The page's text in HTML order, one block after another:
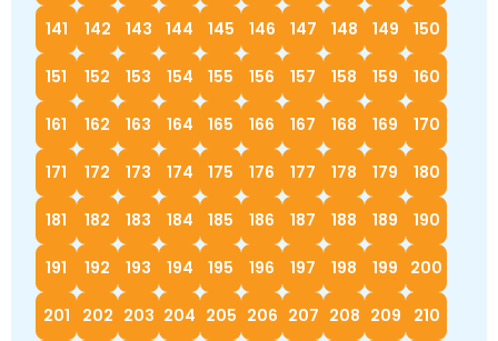
141 142 143 144 145 146 147 148 149 150
151 152 153 154 155 156 157 158 159 160
161 162 163 164 165 166 167 168 169 170
171 172 173 174 175 176 177 178 179 180
181 182 183 184 185 186 187 188 189 190
191 192 193 194 195 196 197 198 199 200
201 202 203 204 205 206 207 208 209 210